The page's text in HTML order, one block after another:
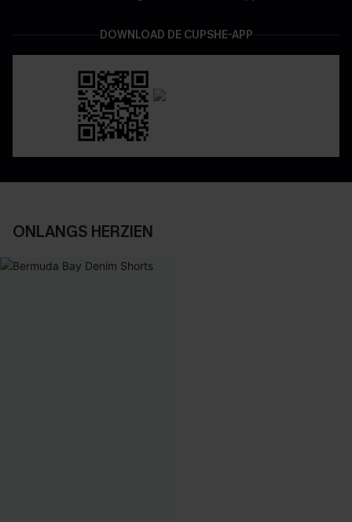
DOWNLOAD DE CUPSHE-APP
ONLANGS HERZIEN